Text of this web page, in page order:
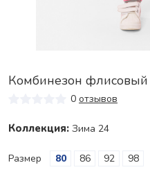
Комбинезон
0 отзывов
Коллекция: Зима 24
Размер
80 86 92
98